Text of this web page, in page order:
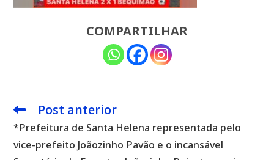
COMPARTILHAR
Leia
artigos
Post anterior
*Prefeitura de Santa Helena representada pelo
vice-prefeito Joãozinho Pavão e o incansável